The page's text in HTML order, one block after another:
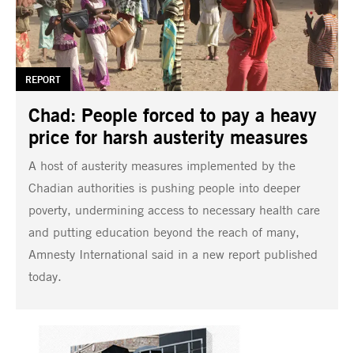
Chad: People forced to pay a heavy
price for harsh austerity measures
TAG:
REPORT
A host of austerity measures implemented by the
Chadian authorities is pushing people into deeper
poverty, undermining access to necessary health care
and putting education beyond the reach of many,
Amnesty International said in a new report published
today.